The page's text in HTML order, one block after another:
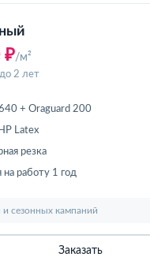
₽/м²
2 лет
+ Oraguard 200
Latex
резка
на работу 1 год
и сезонных кампаний
Заказать